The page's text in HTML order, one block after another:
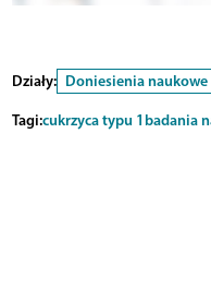
Działy: Doniesienia naukowe
Tagi:cukrzyca typu 1badania